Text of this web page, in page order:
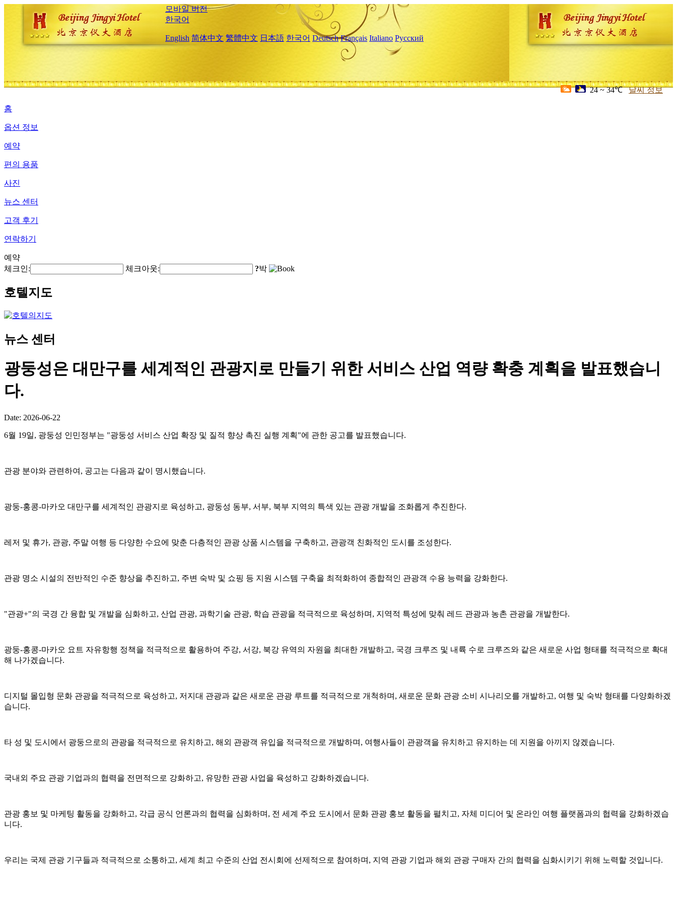
모바일 버전
한국어
English 简体中文 繁體中文 日本語 한국어 Deutsch Français Italiano Русский
24 ~ 34℃ 날씨 정보
홈
옵션 정보
예약
편의 용품
사진
뉴스 센터
고객 후기
연락하기
예약
체크인:
체크아웃: ?박
호텔지도
뉴스 센터
광둥성은 대만구를 세계적인 관광지로 만들기 위한 서비스 산업 역량 확충 계획을 발표했습니
다.
Date: 2026-06-22
6월 19일, 광둥성 인민정부는 "광둥성 서비스 산업 확장 및 질적 향상 촉진 실행 계획"에 관한 공고를 발표했습니다.
관광 분야와 관련하여, 공고는 다음과 같이 명시했습니다.
광둥-홍콩-마카오 대만구를 세계적인 관광지로 육성하고, 광둥성 동부, 서부, 북부 지역의 특색 있는 관광 개발을 조화롭게 추진한다.
레저 및 휴가, 관광, 주말 여행 등 다양한 수요에 맞춘 다층적인 관광 상품 시스템을 구축하고, 관광객 친화적인 도시를 조성한다.
관광 명소 시설의 전반적인 수준 향상을 추진하고, 주변 숙박 및 쇼핑 등 지원 시스템 구축을 최적화하여 종합적인 관광객 수용 능력을 강화한다.
"관광+"의 국경 간 융합 및 개발을 심화하고, 산업 관광, 과학기술 관광, 학습 관광을 적극적으로 육성하며, 지역적 특성에 맞춰 레드 관광과 농촌 관광을 개발한다.
광둥-홍콩-마카오 요트 자유항행 정책을 적극적으로 활용하여 주강, 서강, 북강 유역의 자원을 최대한 개발하고, 국경 크루즈 및 내륙 수로 크루즈와 같은 새로운 사업 형태를 적극적으로 확대
해 나가겠습니다.
디지털 몰입형 문화 관광을 적극적으로 육성하고, 저지대 관광과 같은 새로운 관광 루트를 적극적으로 개척하며, 새로운 문화 관광 소비 시나리오를 개발하고, 여행 및 숙박 형태를 다양화하겠
습니다.
타 성 및 도시에서 광둥으로의 관광을 적극적으로 유치하고, 해외 관광객 유입을 적극적으로 개발하며, 여행사들이 관광객을 유치하고 유지하는 데 지원을 아끼지 않겠습니다.
국내외 주요 관광 기업과의 협력을 전면적으로 강화하고, 유망한 관광 사업을 육성하고 강화하겠습니다.
관광 홍보 및 마케팅 활동을 강화하고, 각급 공식 언론과의 협력을 심화하며, 전 세계 주요 도시에서 문화 관광 홍보 활동을 펼치고, 자체 미디어 및 온라인 여행 플랫폼과의 협력을 강화하겠습
니다.
우리는 국제 관광 기구들과 적극적으로 소통하고, 세계 최고 수준의 산업 전시회에 선제적으로 참여하며, 지역 관광 기업과 해외 관광 구매자 간의 협력을 심화시키기 위해 노력할 것입니다.